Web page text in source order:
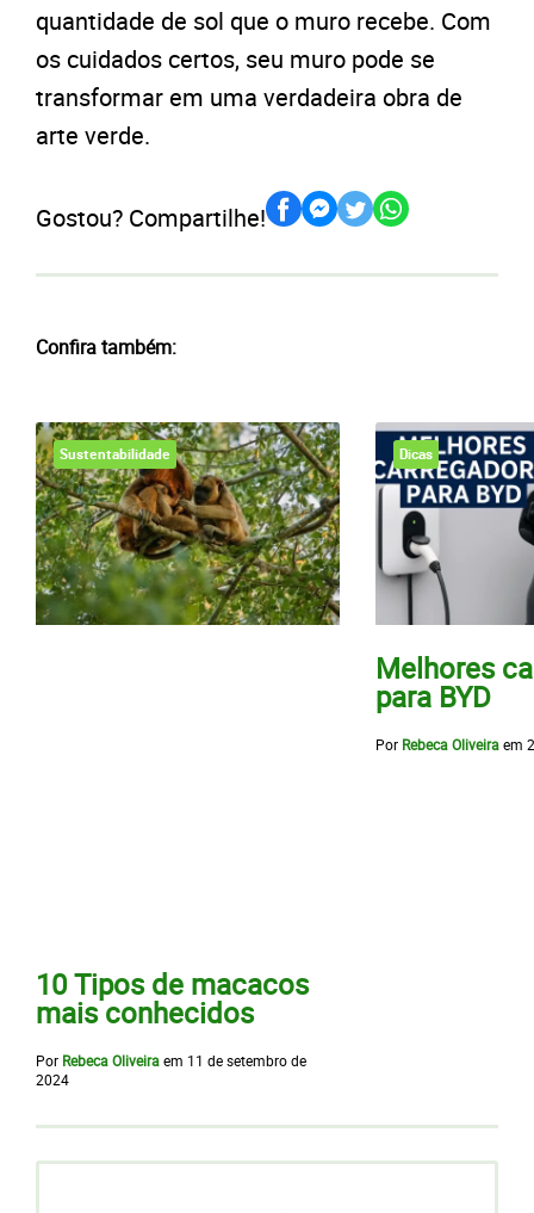
quantidade de sol que o muro recebe. Com
os cuidados certos, seu muro pode se
transformar em uma verdadeira obra de
arte verde.
Gostou? Compartilhe!
Confira também:
Sustentabilidade
10 Tipos de macacos
mais conhecidos
Por Rebeca Oliveiraem 11 de setembro de
2024
Dicas
Melhores
para BYD
Por Rebeca Oliveiraem